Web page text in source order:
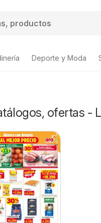
Deporte y Moda
ofertas -